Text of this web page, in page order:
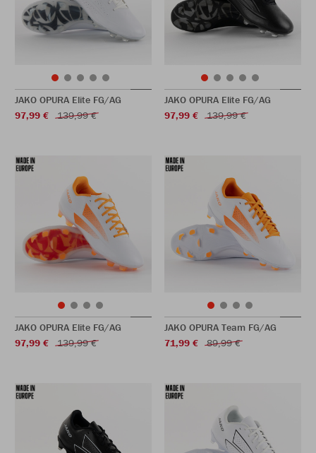
JAKO OPURA Elite FG/AG
97,99 €
139,99 €
JAKO OPURA Elite FG/AG
97,99 €
139,99 €
JAKO OPURA Elite FG/AG
97,99 €
139,99 €
JAKO OPURA Team FG/AG
71,99 €
89,99 €